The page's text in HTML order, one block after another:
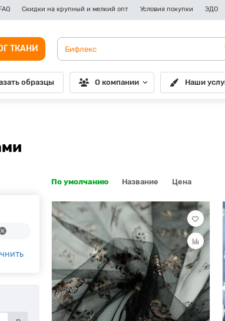
Скидки на крупный и мелкий опт Условия покупки ЭДО
ТКАНИ
образцы О компании Наши
По умолчанию Название Цена